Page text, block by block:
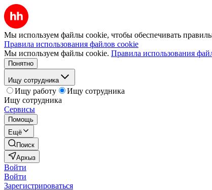
Мы используем файлы cookie, чтобы обеспечивать
Правила использования файлов cookie
Мы используем файлы cookie. Правила использования
Понятно
Ищу сотрудника
Ищу работу
Ищу сотрудника
Ищу сотрудника
Сервисы
Помощь
Ещё
Поиск
Архыз
Войти
Войти
Зарегистрироваться